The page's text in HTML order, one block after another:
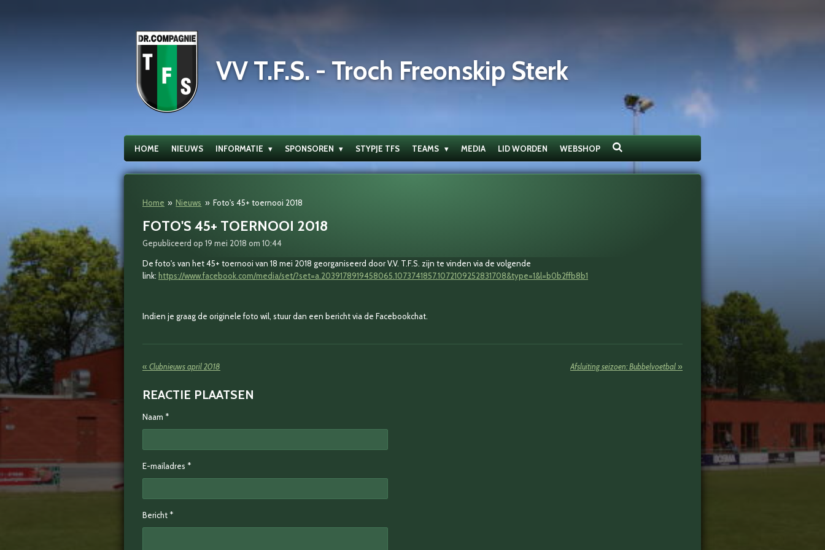
VV T.F.S. - Troch Freonskip Sterk
HOME NIEUWS INFORMATIE SPONSOREN STYPJE TFS TEAMS MEDIA LID WORDEN WEBSHOP
Home » Nieuws » Foto's 45+ toernooi 2018
FOTO'S 45+ TOERNOOI 2018
Gepubliceerd op 19 mei 2018 om 10:44
De foto's van het 45+ toernooi van 18 mei 2018 georganiseerd door V.V. T.F.S. zijn te vinden via de volgende
link: https://www.facebook.com/media/set/?set=a.2039178919458065.1073741857.1072109252831708&type=1&l=b0b2ffb8b1
Indien je graag de originele foto wil, stuur dan een bericht via de Facebookchat.
« Clubnieuws april 2018 Afsluiting seizoen: Bubbelvoetbal »
REACTIE PLAATSEN
Naam *
E-mailadres *
Bericht *